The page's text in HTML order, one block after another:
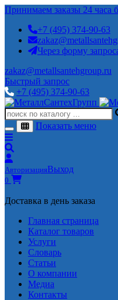
Принимаем заказы 24 часа
+7 (495) 374-90-63
Через форму
zakaz@metallsantehgroup.ru
Быстрый запрос
+7 (495) 374-90-63
Показать меню
АвторизацияВыход
0
Доставка в день заказа
Главная страница
Каталог товаров
Услуги
Словарь
Статьи
О компании
Медиа
Контакты